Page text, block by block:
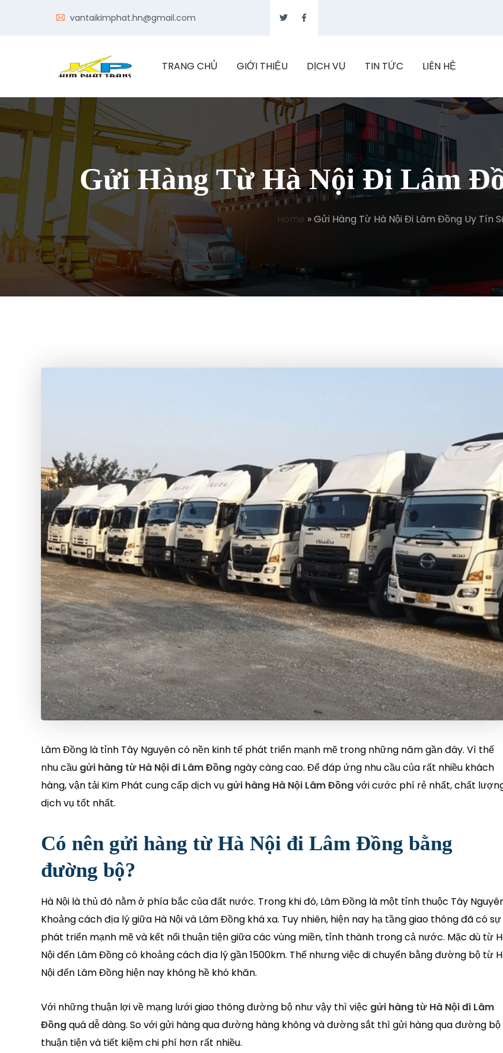
vantaikimphat.hn@gmail.com
TRANG CHỦ GIỚI THIỆU DỊCH VỤ TIN TỨC LIÊN HỆ
Gửi Hàng Từ Hà Nội Đi Lâm
Home »Gửi Hàng Từ Hà Nội Đi Lâm Đồng Uy Tín
Lâm Đồng là tỉnh Tây Nguyên có nền kinh tế phát triển mạnh mẽ trong những năm gần đây. Vì thế
nhu cầu gửi hàng từ Hà Nội đi Lâm Đồng ngày càng cao. Để đáp ứng nhu cầu của rất nhiều khách
hàng, vận tải Kim Phát cung cấp dịch vụ gửi hàng Hà Nội Lâm Đồngvới cước phí rẻ nhất, chất
dịch vụ tốt nhất.
Có nên gửi hàng từ Hà Nội đi Lâm Đồng bằng
đường bộ?
Hà Nội là thủ đô nằm ở phía bắc của đất nước. Trong khi đó, Lâm Đồng là một tỉnh thuộc Tây
Khoảng cách địa lý giữa Hà Nội và Lâm Đồng khá xa. Tuy nhiên, hiện nay hạ tầng giao thông đã có sự
phát triển mạnh mẽ và kết nối thuận tiện giữa các vùng miền, tỉnh thành trong cả nước. Mặc dù từ
Nội đến Lâm Đồng có khoảng cách địa lý gần 1500km. Thế nhưng việc di chuyển bằng đường bộ từ
Nội đến Lâm Đồng hiện nay không hề khó khăn.
Với những thuận lợi về mạng lưới giao thông đường bộ như vậy thì việc gửi hàng từ Hà Nội đi Lâm
Đồngquá dễ dàng. So với gửi hàng qua đường hàng không và đường sắt thì gửi hàng qua đường bộ
thuận tiện và tiết kiệm chi phí hơn rất nhiều.